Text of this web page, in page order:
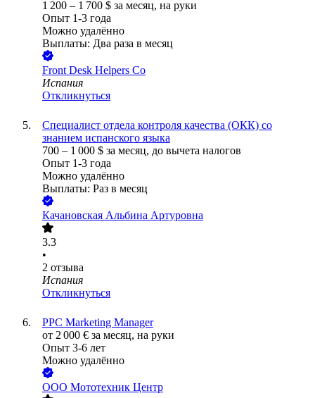
1 200 – 1 700 $ за месяц, на руки
Опыт 1-3 года
Можно удалённо
Выплаты: Два раза в месяц
Front Desk Helpers Co
Испания
Откликнуться
Специалист отдела контроля качества (ОКК) со
знанием испанского языка
700 – 1 000 $ за месяц, до вычета налогов
Опыт 1-3 года
Можно удалённо
Выплаты: Раз в месяц
Качановская Альбина Артуровна
3.3
•
2 отзыва
Испания
Откликнуться
PPC Marketing Manager
от 2 000 € за месяц, на руки
Опыт 3-6 лет
Можно удалённо
ООО Мототехник Центр